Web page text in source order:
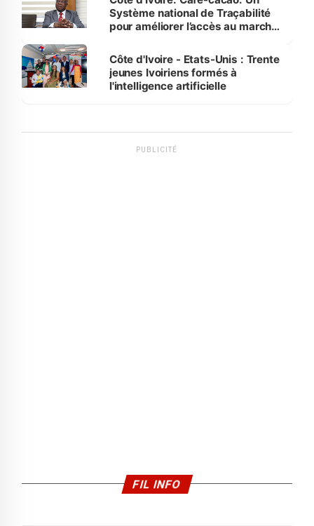
Système national de Traçabilité
pour améliorer l’accès au marché
Côte d'Ivoire - Etats-Unis : Trente
jeunes Ivoiriens formés à
l'intelligence artificielle
PUBLICITÉ
FIL INFO